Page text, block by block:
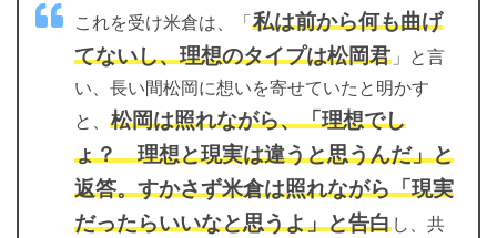
これを受け米倉は、「私は前から何も曲げ
てないし、理想のタイプは松岡君 」と言
い、長い間松岡に想いを寄せていたと明かす
と、 松岡は照れながら、「理想でし
ょ？ 理想と現実は違うと思うんだ」と
返答。すかさず米倉は照れながら「現実
だったらいいなと思うよ」と告白 し、共